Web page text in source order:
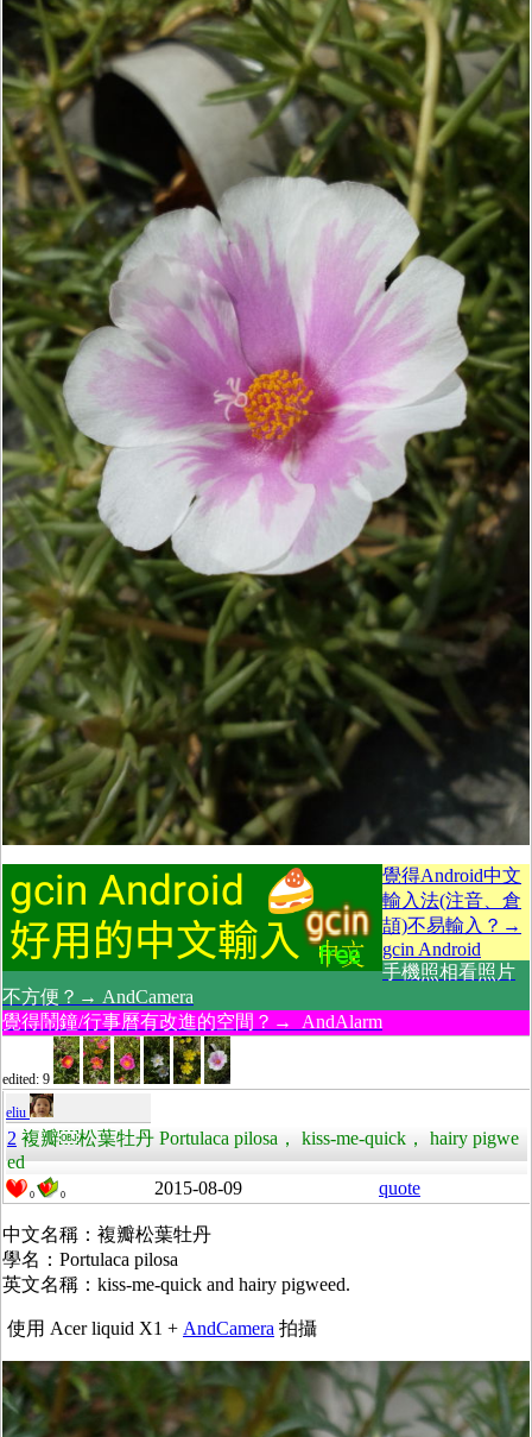
覺得Android中文
輸入法(注音、倉
頡)不易輸入？→
gcin Android
手機照相看照片
不方便？→ AndCamera
覺得鬧鐘/行事曆有改進的空間？→ AndAlarm
edited: 9
eliu
2 複瓣￼松葉牡丹 Portulaca pilosa， kiss-me-quick， hairy pigwe
ed
0 0 2015-08-09 quote
中文名稱：複瓣松葉牡丹
學名：Portulaca pilosa
英文名稱：kiss-me-quick and hairy pigweed.
使用 Acer liquid X1 + AndCamera 拍攝